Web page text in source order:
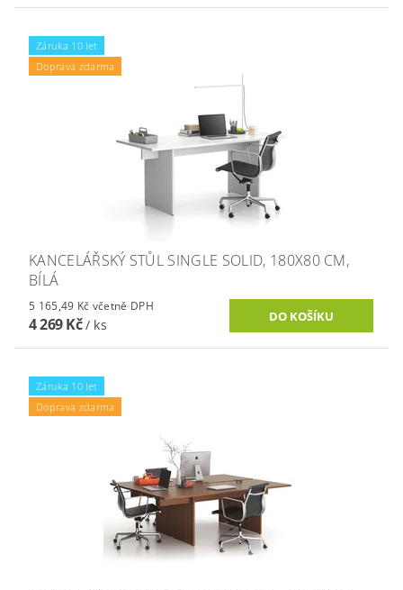
Záruka 10 let
Doprava zdarma
KANCELÁŘSKÝ STŮL SINGLE SOLID, 180X80 CM,
BÍLÁ
5 165,49 Kč včetně DPH
4 269 Kč/ ks
Záruka 10 let
Doprava zdarma